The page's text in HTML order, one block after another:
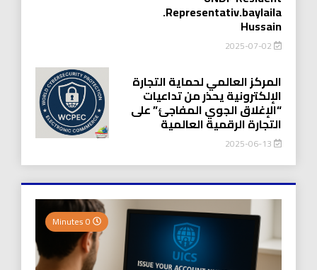
.Representativ.baylaila
Hussain
2025-07-02
المركز العالمي لحماية التجارة
الإلكترونية يحذر من تداعيات
“الإغلاق الجوي المفاجئ” على
التجارة الرقمية العالمية
2025-06-13